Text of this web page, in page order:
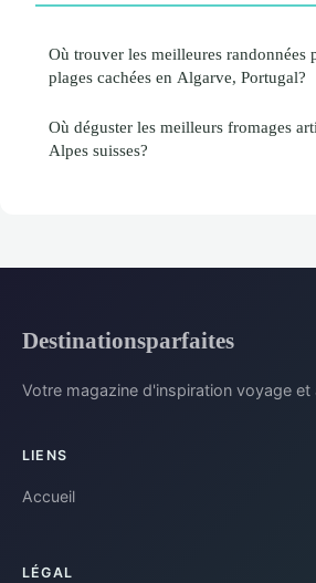
Où trouver les meilleures randonnées
plages cachées en Algarve, Portugal?
Où déguster les meilleurs fromages
Alpes suisses?
Destinationsparfaites
Votre magazine d'inspiration voyage et
LIENS
Accueil
LÉGAL